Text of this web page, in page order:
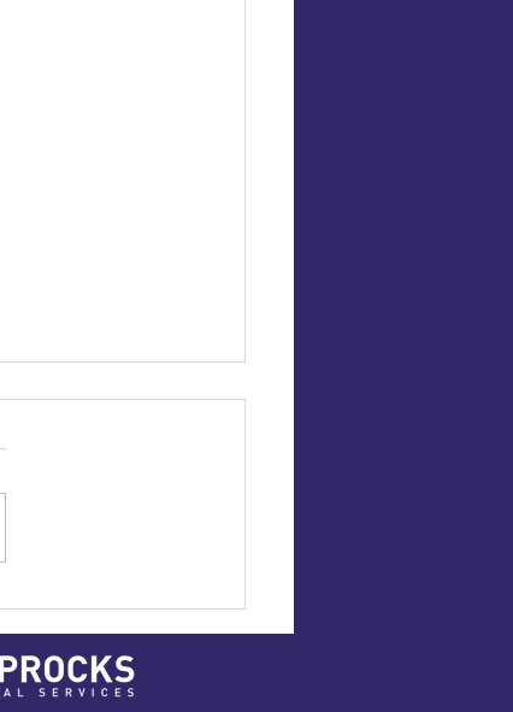
| Um Al
Hospital |
&